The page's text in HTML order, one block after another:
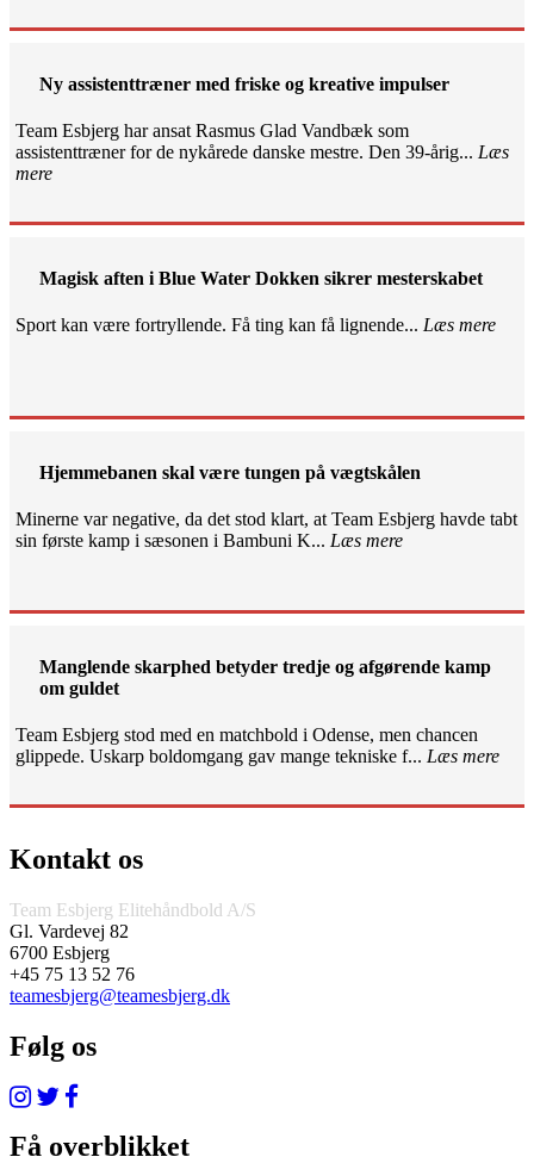
Ny assistenttræner med friske og kreative impulser
Team Esbjerg har ansat Rasmus Glad Vandbæk som
assistenttræner for de nykårede danske mestre. Den 39-årig... Læs
mere
Magisk aften i Blue Water Dokken sikrer mesterskabet
Sport kan være fortryllende. Få ting kan få lignende... Læs mere
Hjemmebanen skal være tungen på vægtskålen
Minerne var negative, da det stod klart, at Team Esbjerg havde tabt
sin første kamp i sæsonen i Bambuni K... Læs mere
Manglende skarphed betyder tredje og afgørende kamp
om guldet
Team Esbjerg stod med en matchbold i Odense, men chancen
glippede. Uskarp boldomgang gav mange tekniske f... Læs mere
Kontakt os
Team Esbjerg Elitehåndbold A/S
Gl. Vardevej 82
6700 Esbjerg
+45 75 13 52 76
teamesbjerg@teamesbjerg.dk
Følg os
Få overblikket